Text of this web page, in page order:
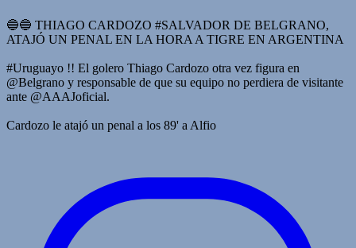
🔵🔵 THIAGO CARDOZO #SALVADOR DE BELGRANO,
ATAJÓ UN PENAL EN LA HORA A TIGRE EN ARGENTINA
#Uruguayo !! El golero Thiago Cardozo otra vez figura en
@Belgrano y responsable de que su equipo no perdiera de visitante
ante @AAAJoficial.
Cardozo le atajó un penal a los 89' a Alfio